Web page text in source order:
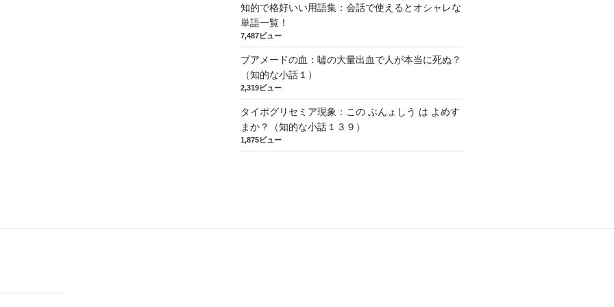
知的で格好いい用語集：会話で使えるとオシャレな
単語一覧！
7,487ビュー
ブアメードの血：嘘の大量出血で人が本当に死ぬ？
（知的な小話１）
2,319ビュー
タイポグリセミア現象：この ぶんょしう は よめす
まか？（知的な小話１３９）
1,875ビュー